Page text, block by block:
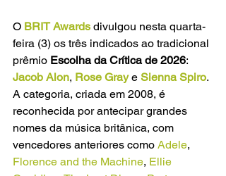
O BRIT Awards divulgou nesta quarta-
feira (3) os três indicados ao tradicional
prêmio Escolha da Crítica de 2026:
Jacob Alon, Rose Gray e Sienna Spiro.
A categoria, criada em 2008, é
reconhecida por antecipar grandes
nomes da música britânica, com
vencedores anteriores como Adele,
Florence and the Machine, Ellie